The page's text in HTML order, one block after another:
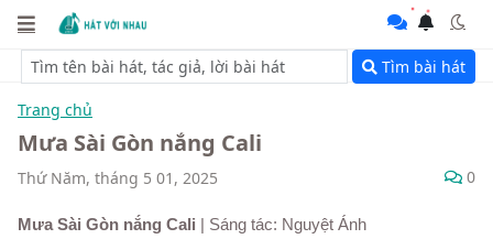
Tìm bài hát
Trang chủ
Mưa Sài Gòn nắng Cali
Thứ Năm, tháng 5 01, 2025 0
Mưa Sài Gòn nắng Cali | Sáng tác: Nguyệt Ánh